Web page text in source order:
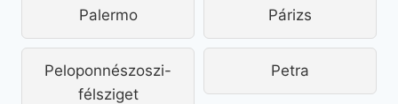
Palermo Párizs
Peloponnészoszi-
félsziget
Petra